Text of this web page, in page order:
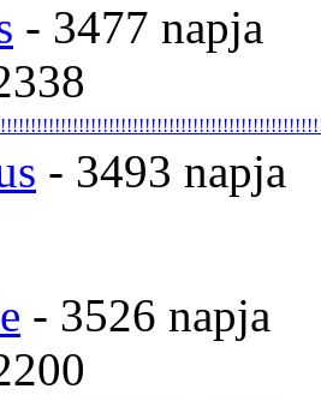
- 3477 napja
- 3493 napja
- 3526 napja